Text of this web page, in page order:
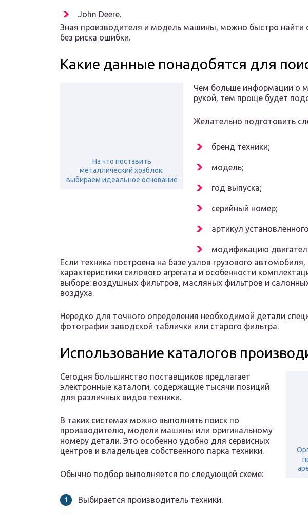
John Deere.
Зная производителя и модель машины, можно быстро
без риска ошибки.
Какие данные понадобятся для
На что поставить
металлический хозблок:
выбираем идеальное основание
Чем больше информации о
рукой, тем проще будет
Желательно подготовить
бренд техники;
модель;
год выпуска;
серийный номер;
артикул
модификацию
Если техника построена на базе узлов грузового
характеристики силового агрегата и особенности
выборе: воздушных фильтров, масляных фильтров и
воздуха.
Нередко для точного определения необходимой детали
фотографии заводской таблички или старого фильтра.
Использование каталогов
Сегодня большинство поставщиков предлагает
электронные каталоги, содержащие тысячи позиций
для различных видов техники.
В таких системах можно выполнить поиск по
производителю, модели машины или оригинальному
номеру детали. Это особенно удобно для сервисных
центров и владельцев собственного парка техники.
Обычно подбор выполняется по следующей схеме:
Выбирается производитель техники.